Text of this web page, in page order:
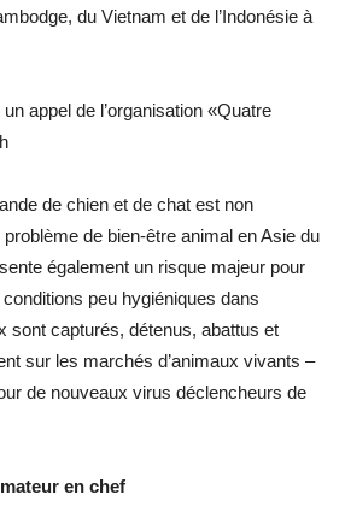
du Vietnam et de l’Indonésie à
appel de l’organisation «Quatre
de chien et de chat est non
de bien-être animal en Asie du
également un risque majeur pour
peu hygiéniques dans
sont capturés, détenus, abattus et
sur les marchés d’animaux vivants –
de nouveaux virus déclencheurs de
en chef